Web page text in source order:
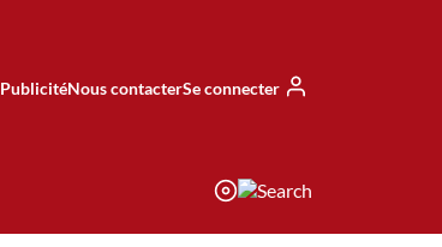
PublicitéNous contacterSe connecter